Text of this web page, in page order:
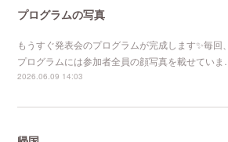
プログラムの写真
もうすぐ発表会のプログラムが完成します✨毎回、
プログラムには参加者全員の顔写真を載せていま…
2026.06.09 14:03